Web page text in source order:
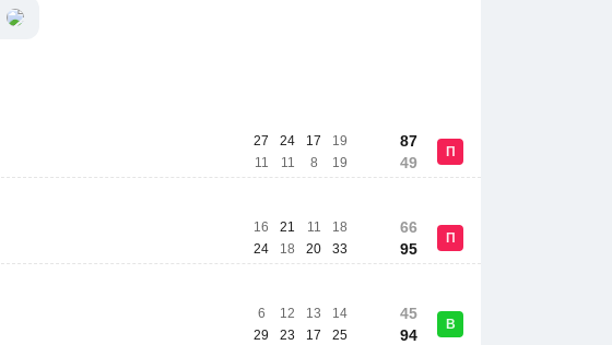
27
11
24
11
17
8
19
19
87
49
П
16
24
21
18
11
20
18
33
66
95
П
6
29
12
23
13
17
14
25
45
94
В